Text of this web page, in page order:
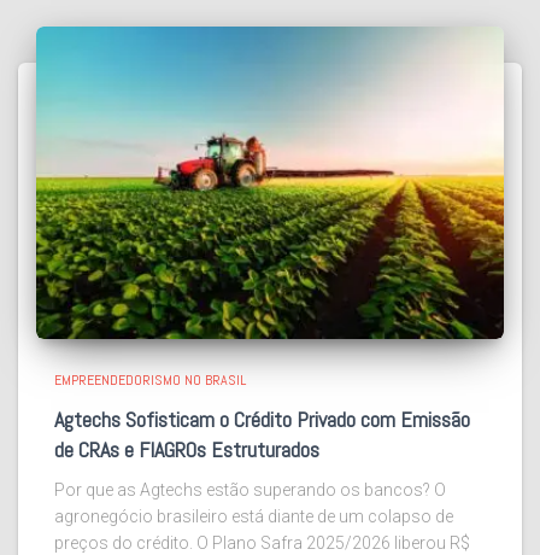
EMPREENDEDORISMO NO BRASIL
Agtechs Sofisticam o Crédito Privado com Emissão
de CRAs e FIAGROs Estruturados
Por que as Agtechs estão superando os bancos? O
agronegócio brasileiro está diante de um colapso de
preços do crédito. O Plano Safra 2025/2026 liberou R$